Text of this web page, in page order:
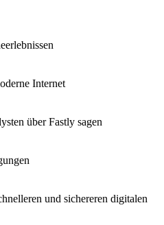
Internet
über Fastly sagen
und sichereren digitalen